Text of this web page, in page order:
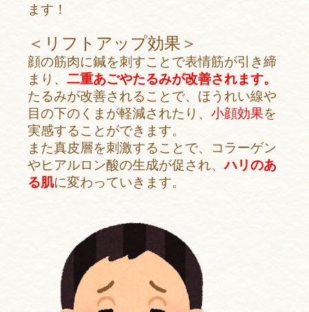
ます！
＜リフトアップ効果＞
顔の筋肉に鍼を刺すことで表情筋が引き締
まり、 二重あごやたるみが改善されます。
たるみが改善されることで、ほうれい線や
目の下のくまが軽減されたり、 小顔効果を
実感することができます。
また真皮層を刺激することで、コラーゲン
やヒアルロン酸の生成が促され、ハリのあ
る肌に変わっていきます。